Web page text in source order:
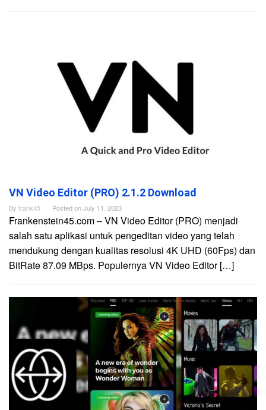
VN Video Editor (PRO) 2.1.2 Download
By frank45 Posted onJuly 11, 2023
Frankenstein45.com – VN Video Editor (PRO) menjadi
salah satu aplikasi untuk pengeditan video yang telah
mendukung dengan kualitas resolusi 4K UHD (60Fps) dan
BitRate 87.09 MBps. Populernya VN Video Editor […]